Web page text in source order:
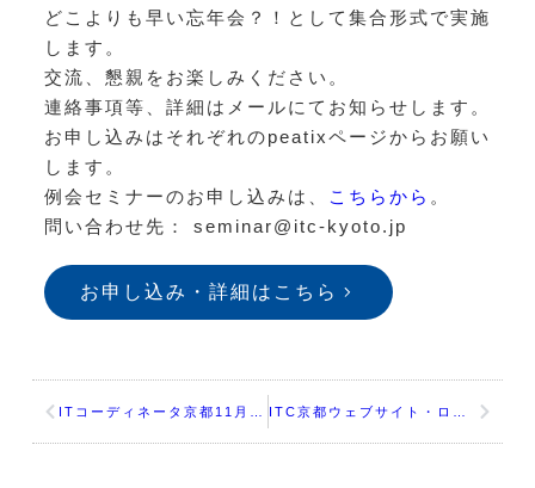
どこよりも早い忘年会？！として集合形式で実施
します。
交流、懇親をお楽しみください。
連絡事項等、詳細はメールにてお知らせします。
お申し込みはそれぞれのpeatixページからお願い
します。
例会セミナーのお申し込みは、
こちらから 。
問い合わせ先： seminar@itc-kyoto.jp
お申し込み・詳細はこちら